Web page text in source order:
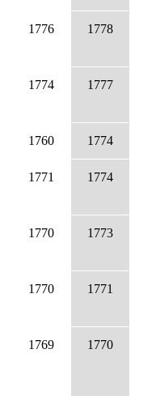
1776 1778
1774 1777
1760 1774
1771 1774
1770 1773
1770 1771
1769 1770